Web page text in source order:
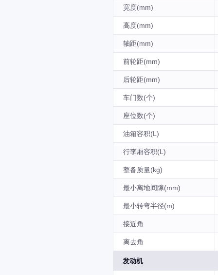
宽度(mm)
高度(mm)
轴距(mm)
前轮距(mm)
后轮距(mm)
车门数(个)
座位数(个)
油箱容积(L)
行李厢容积(L)
整备质量(kg)
最小离地间隙(mm)
最小转弯半径(m)
接近角
离去角
发动机